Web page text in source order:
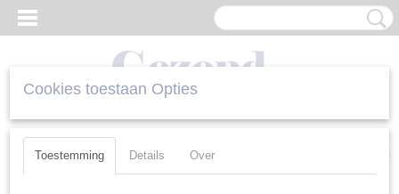
Inloggen Registreren
Cookies toestaan Opties
Toestemming Details Over